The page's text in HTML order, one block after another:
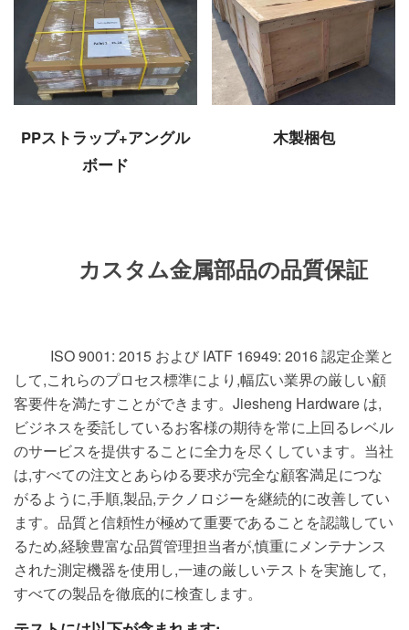
PPストラップ+アングル
ボード
木製梱包
カスタム金属部品の品質保証
ISO 9001: 2015 および IATF 16949: 2016 認定企業と
して,これらのプロセス標準により,幅広い業界の厳しい顧
客要件を満たすことができます。Jiesheng Hardware は,
ビジネスを委託しているお客様の期待を常に上回るレベル
のサービスを提供することに全力を尽くしています。当社
は,すべての注文とあらゆる要求が完全な顧客満足につな
がるように,手順,製品,テクノロジーを継続的に改善してい
ます。品質と信頼性が極めて重要であることを認識してい
るため,経験豊富な品質管理担当者が,慎重にメンテナンス
された測定機器を使用し,一連の厳しいテストを実施して,
すべての製品を徹底的に検査します。